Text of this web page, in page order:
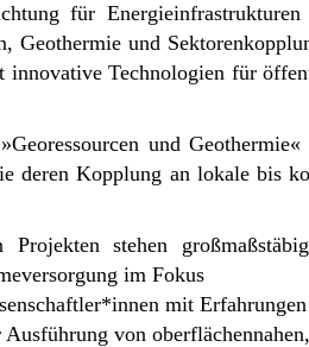
für
Geothermie und
innovative Technologien für
und
deren Kopplung an lokale bis
stehen
im Fokus
mit
von